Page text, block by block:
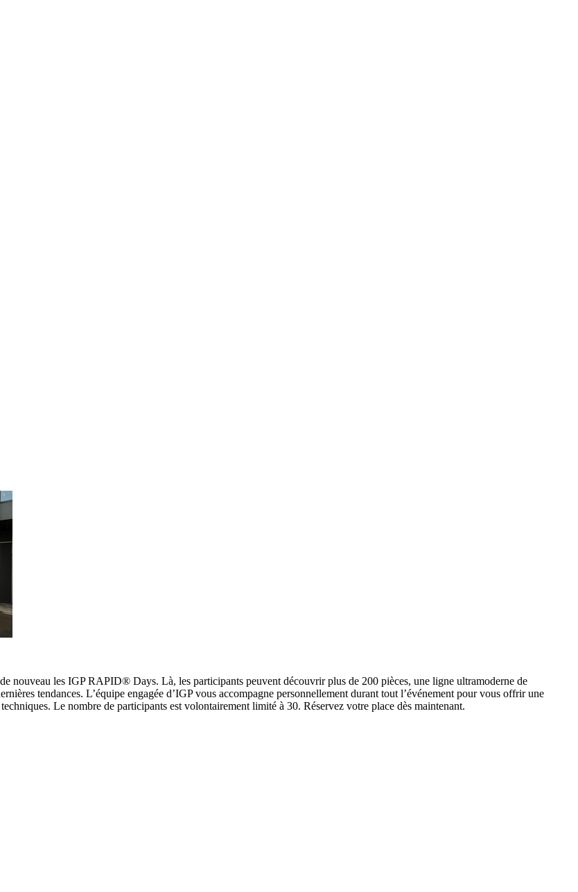
nouveau les IGP RAPID® Days. Là, les participants peuvent découvrir plus de 200 pièces, une ligne ultramoderne de
tendances. L’équipe engagée d’IGP vous accompagne personnellement durant tout l’événement pour vous offrir une
Le nombre de participants est volontairement limité à 30. Réservez votre place dès maintenant.